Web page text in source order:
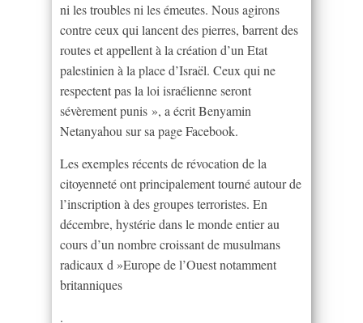
ni les troubles ni les émeutes. Nous agirons
contre ceux qui lancent des pierres, barrent des
routes et appellent à la création d’un Etat
palestinien à la place d’Israël. Ceux qui ne
respectent pas la loi israélienne seront
sévèrement punis », a écrit Benyamin
Netanyahou sur sa page Facebook.
Les exemples récents de révocation de la
citoyenneté ont principalement tourné autour de
l’inscription à des groupes terroristes. En
décembre, hystérie dans le monde entier au
cours d’un nombre croissant de musulmans
radicaux d »Europe de l’Ouest notamment
britanniques
.